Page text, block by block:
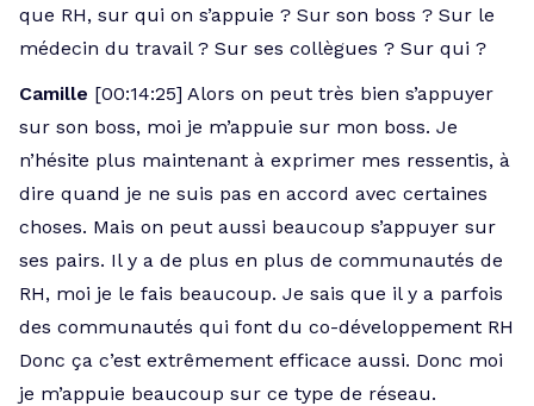
que RH, sur qui on s’appuie ? Sur son boss ? Sur le
médecin du travail ? Sur ses collègues ? Sur qui ?
Camille [00:14:25] Alors on peut très bien s’appuyer
sur son boss, moi je m’appuie sur mon boss. Je
n’hésite plus maintenant à exprimer mes ressentis, à
dire quand je ne suis pas en accord avec certaines
choses. Mais on peut aussi beaucoup s’appuyer sur
ses pairs. Il y a de plus en plus de communautés de
RH, moi je le fais beaucoup. Je sais que il y a parfois
des communautés qui font du co-développement RH
Donc ça c’est extrêmement efficace aussi. Donc moi
je m’appuie beaucoup sur ce type de réseau.